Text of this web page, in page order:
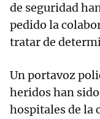
de seguridad
pedido la
tratar de
Un portavoz
heridos han
hospitales de la